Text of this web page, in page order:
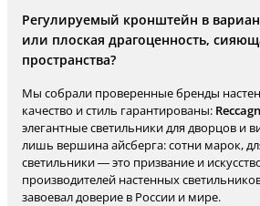
Регулируемый кронштейн в
или плоская драгоценность,
пространства?
Мы собрали проверенные бренды
качество и стиль гарантированы:
элегантные светильники для дворцов и
лишь вершина айсберга: сотни марок,
светильники — это призвание и
производителей настенных
завоевал доверие в России и мире.